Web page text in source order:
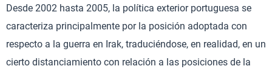
Desde 2002 hasta 2005, la política exterior portuguesa se
caracteriza principalmente por la posición adoptada con
respecto a la guerra en Irak, traduciéndose, en realidad, en un
cierto distanciamiento con relación a las posiciones de la